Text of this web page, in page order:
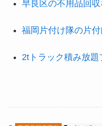
早良区の不用品回
福岡片付け隊の片
2tトラック積み放